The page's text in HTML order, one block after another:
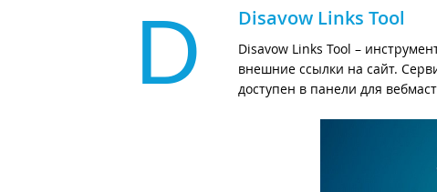
D Disavow Links Tool
Disavow Links Tool –
внешние ссылки на сайт.
доступен в панели для